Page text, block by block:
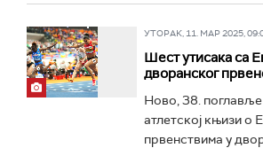
УТОРАК, 11. МАР 2025,
Шест утисака са
дворанског
Ново, 38. поглавље
атлетској књизи о
првенствима у